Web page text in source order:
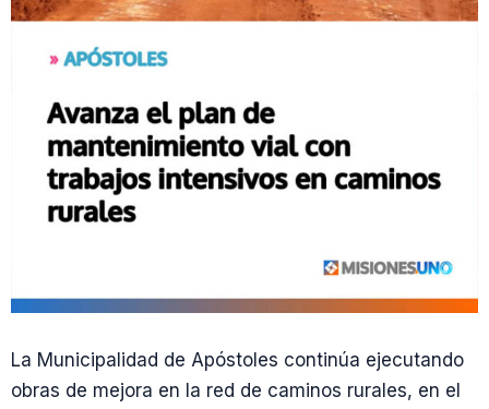
La Municipalidad de Apóstoles continúa ejecutando
obras de mejora en la red de caminos rurales, en el